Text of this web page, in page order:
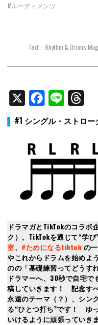
#ルーディメンツ
Text：Rhythm & Drums
X Facebook
Line
#1 シングル・ストロ
ドラマガとTikTokのコラボ
ク）。TikTokを通じて“学
室、 #ためになるtiktokの一
やこれからドラムを始めよ
のの「基礎練習ってどうす
ドラマーへ、30秒で自宅
稿していきます！ 記念す
永遠のテーマ（？）、シン
る“ひとつ打ち”です！ ゆ
いけるように頑張っていき